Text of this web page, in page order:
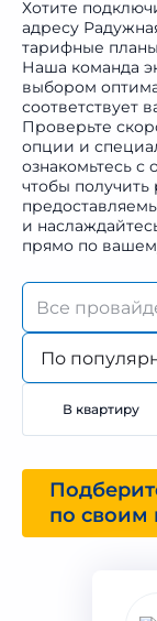
Хотите
адресу
тарифные
Наша команда
выбором
соответствует
Проверьте
опции и
ознакомьтесь с
чтобы получить
и
прямо по
По
В квартиру
по своим